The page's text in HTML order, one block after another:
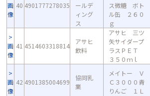
画
像
40 4901777278035
ールデ
ィング
ス
ス微糖 ボト
ル缶 ２６０
ｇ
画
像
41 4514603318814
アサヒ
飲料
アサヒ 三ツ
矢サイダープ
ラスＰＥＴ
３５０ｍｌ
画
像
42 4901385004699
協同乳
業
メイトー Ｖ
Ｃ３０００青
りんご １Ｌ